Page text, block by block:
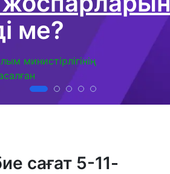
ме?
министірлігінің
сағат 5-11-